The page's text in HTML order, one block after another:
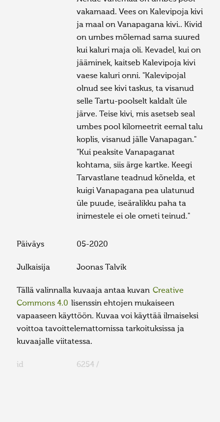
vakamaad. Vees on Kalevipoja kivi
ja maal on Vanapagana kivi.. Kivid
on umbes mõlemad sama suured
kui kaluri maja oli. Kevadel, kui on
jääminek, kaitseb Kalevipoja kivi
vaese kaluri onni. "Kalevipojal
olnud see kivi taskus, ta visanud
selle Tartu-poolselt kaldalt üle
järve. Teise kivi, mis asetseb seal
umbes pool kilomeetrit eemal talu
koplis, visanud jälle Vanapagan."
"Kui peaksite Vanapaganat
kohtama, siis ärge kartke. Keegi
Tarvastlane teadnud kõnelda, et
kuigi Vanapagana pea ulatunud
üle puude, iseäralikku paha ta
inimestele ei ole ometi teinud."
Päiväys 05-2020
Julkaisija Joonas Talvik
Tällä valinnalla kuvaaja antaa kuvan Creative
Commons 4.0 lisenssin ehtojen mukaiseen
vapaaseen käyttöön. Kuvaa voi käyttää ilmaiseksi
voittoa tavoittelemattomissa tarkoituksissa ja
kuvaajalle viitatessa.
id 6254 /